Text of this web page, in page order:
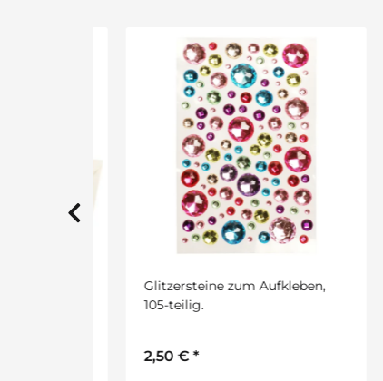
Glitzersteine zum Aufkleben,
105-teilig.
2,50 €*